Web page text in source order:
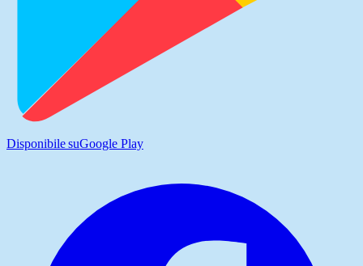
Disponibile suGoogle Play